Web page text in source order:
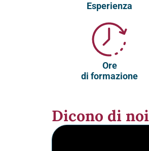
Esperienza
Ore
di formazione
Dicono di noi